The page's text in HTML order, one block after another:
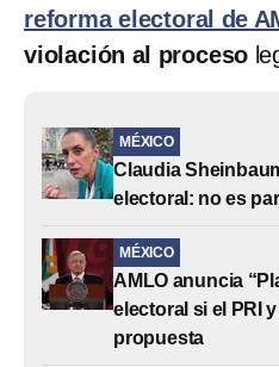
reforma electoral de
violación al proceso
MÉXICO
Claudia
electoral: no es
MÉXICO
AMLO anuncia
electoral si el PRI
propuesta